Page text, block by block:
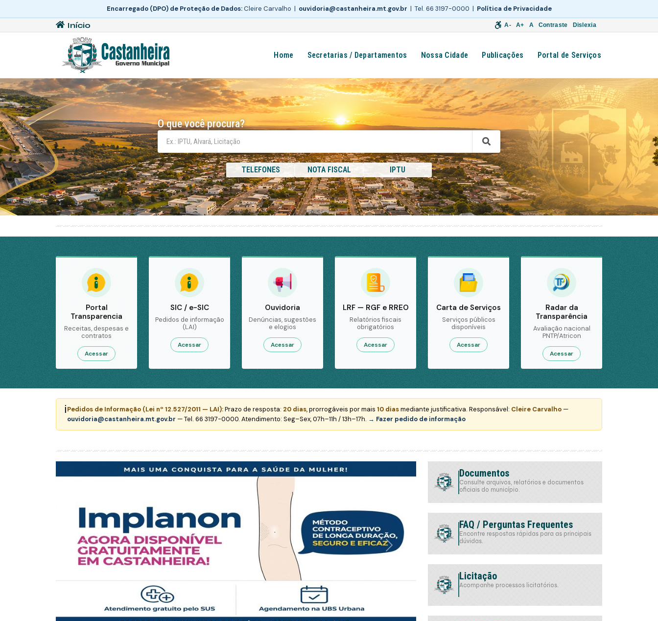
Encarregado (DPO) de Proteção de Dados:Cleire Carvalho | ouvidoria@castanheira.mt.gov.br | Tel. 66 3197-0000 | Política de Privacidade
Início A- A+ A Contraste Dislexia
Home Secretarias / Departamentos Nossa Cidade Publicações Portal de Serviços
O que você procura?
TELEFONES NOTA FISCAL IPTU
Portal
Transparencia
Receitas, despesas e
contratos
Acessar
SIC / e-SIC
Pedidos de informação
(LAI)
Acessar
Ouvidoria
Denúncias, sugestões
e elogios
Acessar
LRF — RGF e RREO
Relatórios fiscais
obrigatórios
Acessar
Carta de Serviços
Serviços públicos
disponíveis
Acessar
Radar da
Transparência
Avaliação nacional
PNTP/Atricon
Acessar
ℹ️Pedidos de Informação (Lei nº 12.527/2011 — LAI):Prazo de resposta: 20 dias, prorrogáveis por mais 10 diasmediante justificativa. Responsável: Cleire Carvalho —
ouvidoria@castanheira.mt.gov.br — Tel. 66 3197-0000. Atendimento: Seg–Sex, 07h–11h / 13h–17h. → Fazer pedido de informação
Documentos
Consulte arquivos, relatórios e documentos
oficiais do município.
FAQ / Perguntas Frequentes
Encontre respostas rápidas para as principais
dúvidas.
Licitação
Acompanhe processos licitatórios.